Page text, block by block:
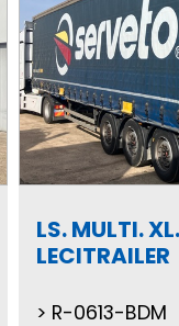
LS. MULTI. XL.
LECITRAILER
R-0613-BDM